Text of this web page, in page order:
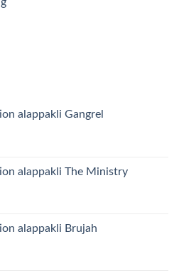
alappakli Gangrel
alappakli The Ministry
alappakli Brujah